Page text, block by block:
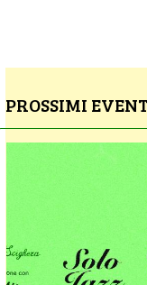
PROSSIMI